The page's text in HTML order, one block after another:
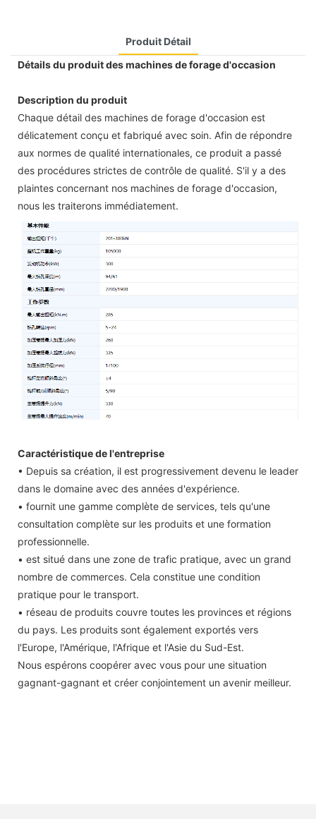
Produit Détail
Détails du produit des machines de forage d'occasion
Description du produit
Chaque détail des machines de forage d'occasion est
délicatement conçu et fabriqué avec soin. Afin de répondre
aux normes de qualité internationales, ce produit a passé
des procédures strictes de contrôle de qualité. S'il y a des
plaintes concernant nos machines de forage d'occasion,
nous les traiterons immédiatement.
Caractéristique de l'entreprise
• Depuis sa création, il est progressivement devenu le leader
dans le domaine avec des années d'expérience.
• fournit une gamme complète de services, tels qu'une
consultation complète sur les produits et une formation
professionnelle.
• est situé dans une zone de trafic pratique, avec un grand
nombre de commerces. Cela constitue une condition
pratique pour le transport.
• réseau de produits couvre toutes les provinces et régions
du pays. Les produits sont également exportés vers
l'Europe, l'Amérique, l'Afrique et l'Asie du Sud-Est.
Nous espérons coopérer avec vous pour une situation
gagnant-gagnant et créer conjointement un avenir meilleur.